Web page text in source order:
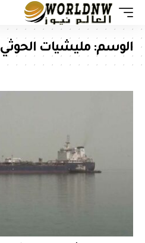
الوسم: مليشيات الحوثي